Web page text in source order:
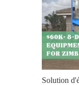
Solution